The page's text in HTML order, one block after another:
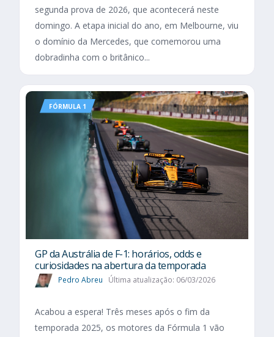
segunda prova de 2026, que acontecerá neste
domingo. A etapa inicial do ano, em Melbourne, viu
o domínio da Mercedes, que comemorou uma
dobradinha com o britânico...
FÓRMULA 1
GP da Austrália de F-1: horários, odds e
curiosidades na abertura da temporada
Pedro Abreu Última atualização: 06/03/2026
Acabou a espera! Três meses após o fim da
temporada 2025, os motores da Fórmula 1 vão